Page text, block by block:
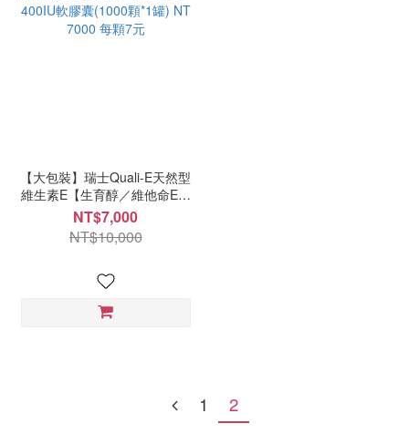
【大包裝】瑞士Quali-E天然型
維生素E【生育醇／維他命E】
400IU軟膠囊(1000顆*1罐) NT
7000 每顆7元
NT$7,000
NT$10,000
1 2